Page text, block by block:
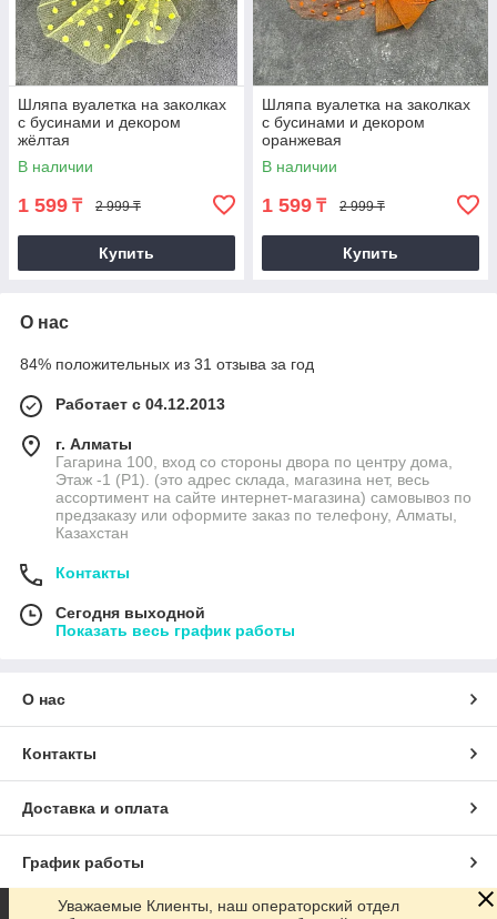
Шляпа вуалетка на заколках
с бусинами и декором
жёлтая
В наличии
1 599 ₸ 2 999 ₸
Купить
Шляпа вуалетка на заколках
с бусинами и декором
оранжевая
В наличии
1 599 ₸ 2 999 ₸
Купить
О нас
84% положительных из 31 отзыва за год
Работает с 04.12.2013
г. Алматы
Гагарина 100, вход со стороны двора по центру дома,
Этаж -1 (P1). (это адрес склада, магазина нет, весь
ассортимент на сайте интернет-магазина) самовывоз по
предзаказу или оформите заказ по телефону, Алматы,
Казахстан
Контакты
Сегодня выходной
Показать весь график работы
О нас
Контакты
Доставка и оплата
График работы
Уважаемые Клиенты, наш операторский отдел